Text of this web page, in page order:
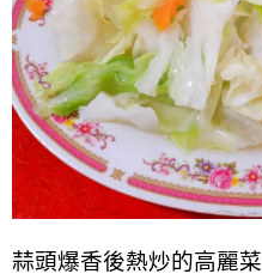
蒜頭爆香後熱炒的高麗菜